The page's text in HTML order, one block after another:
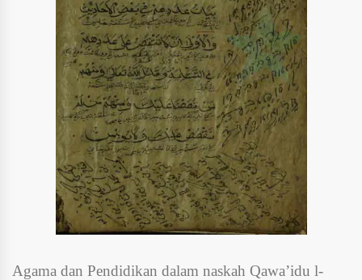
Agama dan Pendidikan dalam naskah Qawa’idu l-